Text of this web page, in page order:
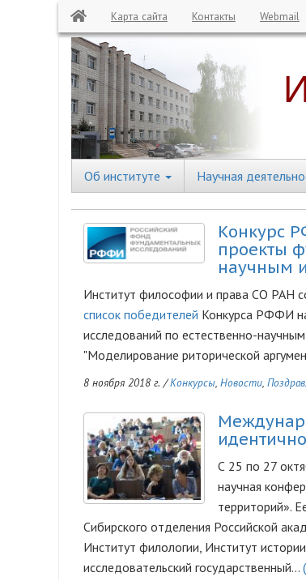
Карта сайта Контакты Webmail
Central
Об институте Научная
Конкурс
проекты
научным
Институт философии и права СО РАН
список победителей Конкурса РФФИ
исследований по естественно-
"Моделирование риторической
8 ноября 2018 г. /Конкурсы, Новости,
С 25 по 27
научная
территорий».
Сибирского отделения Российской
Институт филологии, Институт
исследовательский государственный…